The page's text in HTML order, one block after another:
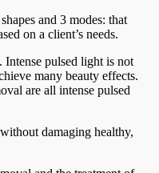
and 3 modes: that
on a client’s needs.
Intense pulsed light is not
many beauty effects.
are all intense pulsed
damaging healthy,